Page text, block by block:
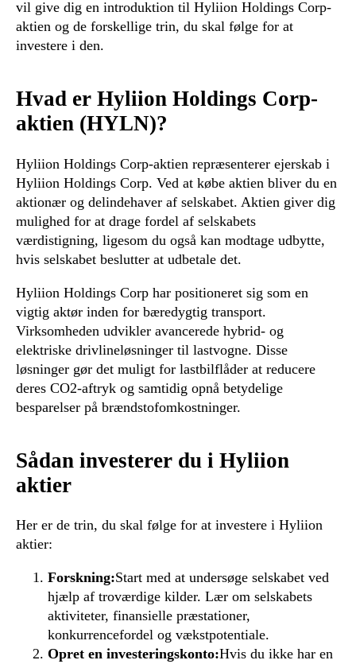
vil give dig en introduktion til Hyliion Holdings Corp-
aktien og de forskellige trin, du skal følge for at
investere i den.
Hvad er Hyliion Holdings Corp-
aktien (HYLN)?
Hyliion Holdings Corp-aktien repræsenterer ejerskab i
Hyliion Holdings Corp. Ved at købe aktien bliver du en
aktionær og delindehaver af selskabet. Aktien giver dig
mulighed for at drage fordel af selskabets
værdistigning, ligesom du også kan modtage udbytte,
hvis selskabet beslutter at udbetale det.
Hyliion Holdings Corp har positioneret sig som en
vigtig aktør inden for bæredygtig transport.
Virksomheden udvikler avancerede hybrid- og
elektriske drivlineløsninger til lastvogne. Disse
løsninger gør det muligt for lastbilflåder at reducere
deres CO2-aftryk og samtidig opnå betydelige
besparelser på brændstofomkostninger.
Sådan investerer du i Hyliion
aktier
Her er de trin, du skal følge for at investere i Hyliion
aktier:
Forskning:Start med at undersøge selskabet ved
hjælp af troværdige kilder. Lær om selskabets
aktiviteter, finansielle præstationer,
konkurrencefordel og vækstpotentiale.
Opret en investeringskonto:Hvis du ikke har en